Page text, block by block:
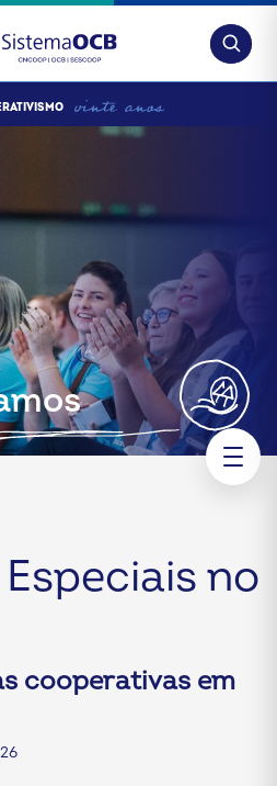
no
cooperativas em